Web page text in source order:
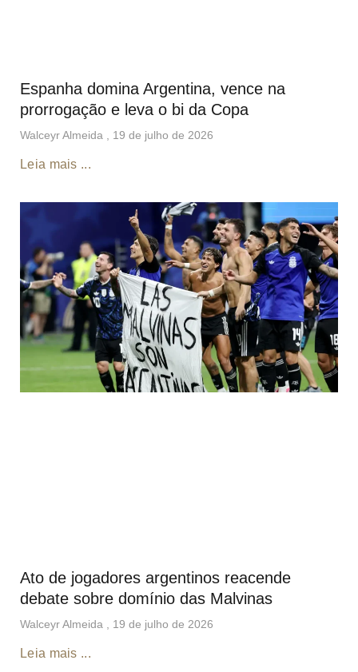
Espanha domina Argentina, vence na
prorrogação e leva o bi da Copa
Walceyr Almeida 19 de julho de 2026
Leia mais ...
Ato de jogadores argentinos reacende
debate sobre domínio das Malvinas
Walceyr Almeida 19 de julho de 2026
Leia mais ...